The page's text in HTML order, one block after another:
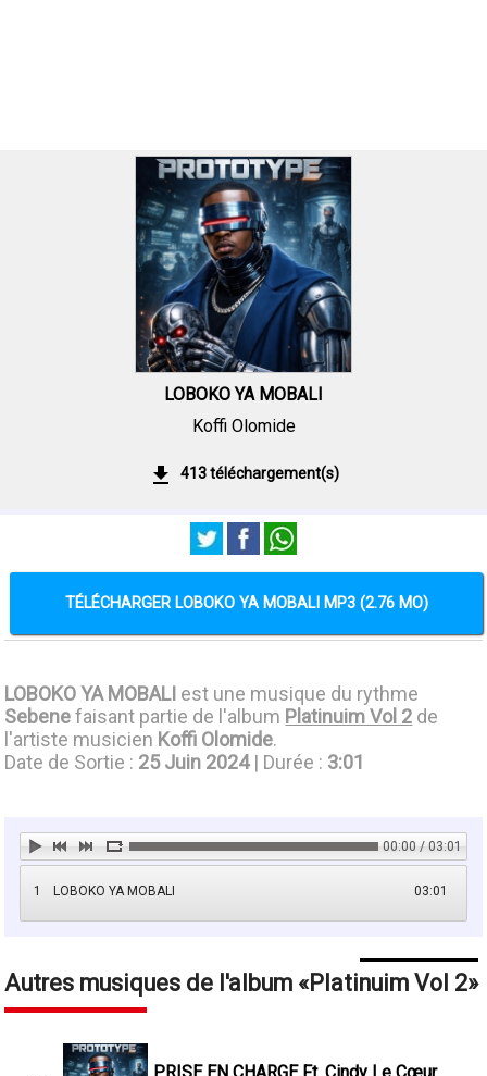
LOBOKO YA MOBALI
Koffi Olomide
413 téléchargement(s)
TÉLÉCHARGER LOBOKO YA MOBALI MP3 (2.76 MO)
LOBOKO YA MOBALI est une musique du rythme
Sebenefaisant partie de l'album Platinuim Vol 2 de
l'artiste musicien Koffi Olomide.
Date de Sortie : 25 Juin 2024| Durée : 3:01
00:00 / 03:01
1 03:01
LOBOKO YA MOBALI
Autres musiques de l'album Platinuim Vol 2